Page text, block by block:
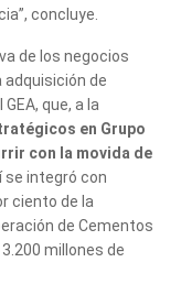
concluye.
de los negocios
de
que, a la
en Grupo
con la movida de
se integró con
ciento de la
de Cementos
millones de